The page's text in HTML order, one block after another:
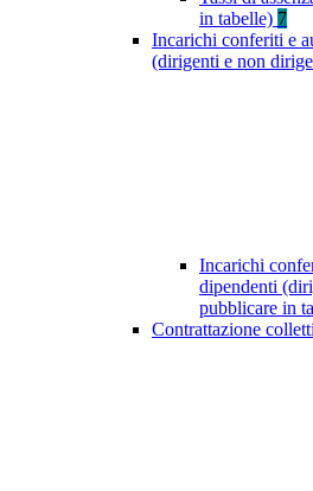
in tabelle) 7
Incarichi conferiti e
(dirigenti e non
Incarichi
dipendenti
pubblicare in
Contrattazione